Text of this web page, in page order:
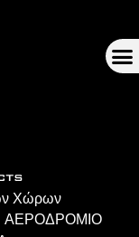
Χώρων
ΑΕΡΟΔΡΟΜΙΟ